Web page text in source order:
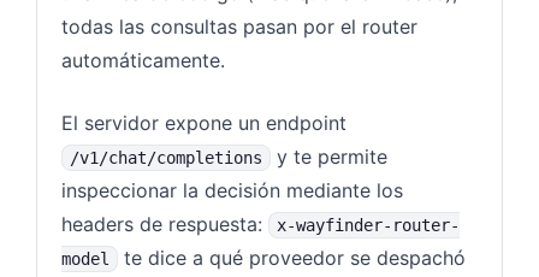
todas las consultas pasan por el router
automáticamente.
El servidor expone un endpoint
/v1/chat/completions
y te permite
inspeccionar la decisión mediante los
headers de respuesta:
x-wayfinder-router-
model
te dice a qué proveedor se despachó